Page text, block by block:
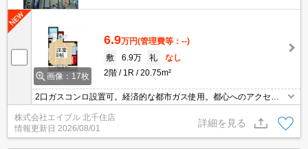
画像：17枚
6.9万円(管理費等：--)
敷
6.9万 礼
なし
2階
1R 20.75m²
2口ガスコンロ設置可。経済的な都市ガス使用。都心へのアクセス
良好。1年以内の解約は違約金1ヶ月分発生。
株式会社エイブル 北千住店
情報更新日 2026/08/01
詳細を見る